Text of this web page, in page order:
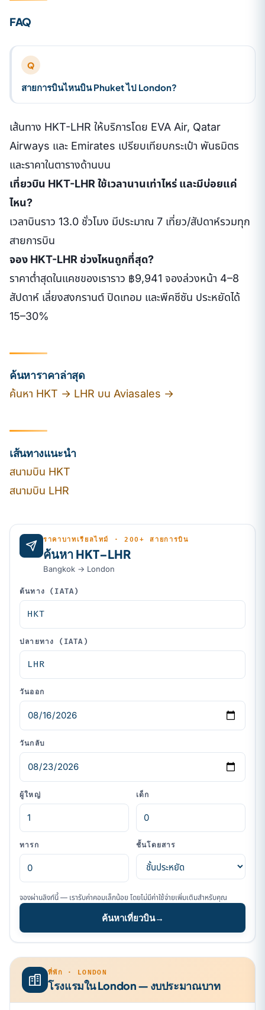
FAQ
Q
สายการบินไหนบิน Phuket ไป London?
เส้นทาง HKT-LHR ให้บริการโดย EVA Air, Qatar
Airways และ Emirates เปรียบเทียบกระเป๋า พันธมิตร
และราคาในตารางด้านบน
เที่ยวบิน HKT-LHR ใช้เวลานานเท่าไหร่ และมีบ่อยแค่
ไหน?
เวลาบินราว 13.0 ชั่วโมง มีประมาณ 7 เที่ยว/สัปดาห์รวมทุก
สายการบิน
จอง HKT-LHR ช่วงไหนถูกที่สุด?
ราคาต่ำสุดในแคชของเราราว ฿9,941 จองล่วงหน้า 4–8
สัปดาห์ เลี่ยงสงกรานต์ ปิดเทอม และพีคซีซัน ประหยัดได้
15–30%
ค้นหาราคาล่าสุด
ค้นหา HKT → LHR บน Aviasales →
เส้นทางแนะนำ
สนามบิน HKT
สนามบิน LHR
ราคาบาทเรียลไทม์ · 200+ สายการบิน
ค้นหา HKT–LHR
Bangkok → London
ต้นทาง (IATA)
ปลายทาง (IATA)
วันออก
วันกลับ
ผู้ใหญ่ เด็ก
ทารก ชั้นโดยสาร
จองผ่านลิงก์นี้ — เรารับค่าคอมเล็กน้อย โดยไม่มีค่าใช้จ่ายเพิ่มเติมสำหรับคุณ
ค้นหาเที่ยวบิน→
ที่พัก · LONDON
โรงแรมใน London — งบประมาณบาท